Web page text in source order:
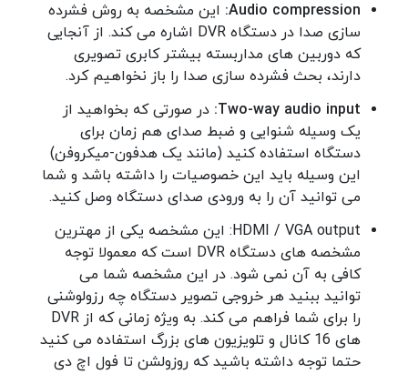
Audio compression: این مشخصه به روش فشرده
سازی صدا در دستگاه DVR اشاره می کند. از آنجایی
که دوربین های مداربسته بیشتر کابری تصویری
دارند، بحث فشرده سازی صدا را باز نخواهیم کرد.
Two-way audio input: در صورتی که بخواهید از
یک وسیله شنوایی و ضبط صدای هم زمان برای
دستگاه استفاده کنید (مانند یک هدفون-میکروفن)
این وسیله باید این خصوصیات را داشته باشد و شما
می توانید آن را به ورودی صدای دستگاه وصل کنید.
HDMI / VGA output: این مشخصه یکی از مهترین
مشخصه های دستگاه DVR است که معمولا توجه
کافی به آن نمی شود. در این مشخصه شما می
توانید ببنید هر خروجی تصویر دستگاه چه رزولوشنی
را برای شما فراهم می کند. به ویژه زمانی که از DVR
های 16 کانال و تلویزیون های بزرگ استفاده می کنید
حتما توجه داشته باشید که روزولشن تا فول اچ دی